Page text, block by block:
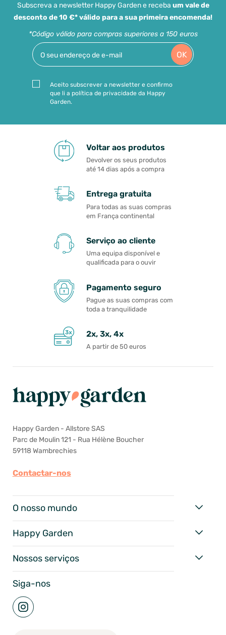
Subscreva a newsletter Happy Garden e receba um vale de
desconto de 10 €* válido para a sua primeira encomenda!
*Código válido para compras superiores a 150 euros
OK
Aceito subscrever a newsletter e confirmo
que li a política de privacidade da Happy
Garden.
Voltar aos produtos
Devolver os seus produtos
até 14 dias após a compra
Entrega gratuita
Para todas as suas compras
em França continental
Serviço ao cliente
Uma equipa disponível e
qualificada para o ouvir
Pagamento seguro
Pague as suas compras com
toda a tranquilidade
2x, 3x, 4x
A partir de 50 euros
Happy Garden - Allstore SAS
Parc de Moulin 121 - Rua Hélène Boucher
59118 Wambrechies
Contactar-nos
O nosso mundo
Happy Garden
Nossos serviços
Siga-nos